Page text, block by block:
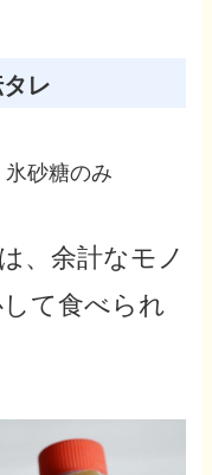
レ
砂糖のみ
、余計なモノ
て食べられ